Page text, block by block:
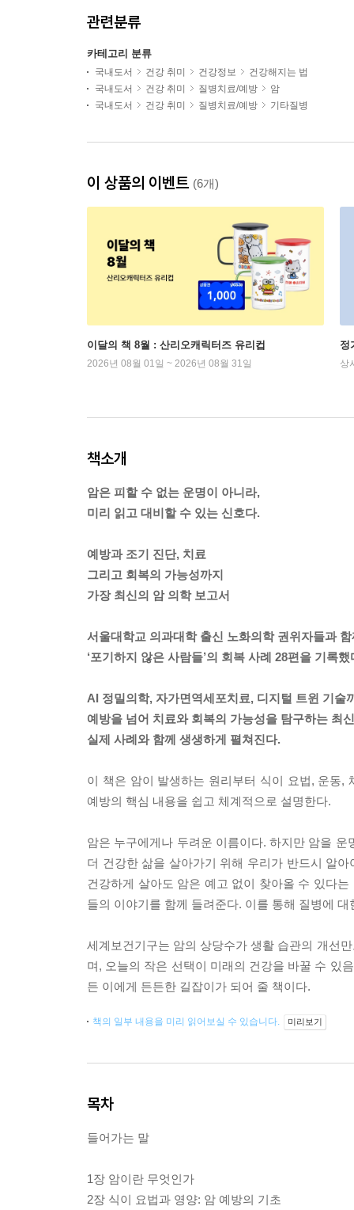
관련분류
카테고리 분류
국내도서 건강 취미 건강정보
건강해지는 법
국내도서
건강 취미 질병치료/예방
암
국내도서
건강 취미 질병치료/예방 기타질병
이 상품의 이벤트 (6개)
이달의 책 8월 : 산리오캐릭터즈 유리컵
2026년 08월 01일 ~ 2026년 08월 31일
정
상
책소개
암은 피할 수 없는 운명이 아니라,
미리 읽고 대비할 수 있는 신호다.
예방과 조기 진단, 치료
그리고 회복의 가능성까지
가장 최신의 암 의학 보고서
서울대학교 의과대학 출신 노화의학 권위자들과
‘포기하지 않은 사람들’의 회복 사례 28편을 기록했
AI 정밀의학, 자가면역세포치료, 디지털 트윈 기술
예방을 넘어 치료와 회복의 가능성을 탐구하는 최
실제 사례와 함께 생생하게 펼쳐진다.
이 책은 암이 발생하는 원리부터 식이 요법, 운동,
예방의 핵심 내용을 쉽고 체계적으로 설명한다.
암은 누구에게나 두려운 이름이다. 하지만 암을
더 건강한 삶을 살아가기 위해 우리가 반드시 알
건강하게 살아도 암은 예고 없이 찾아올 수 있다
들의 이야기를 함께 들려준다. 이를 통해 질병에
세계보건기구는 암의 상당수가 생활 습관의 개선
며, 오늘의 작은 선택이 미래의 건강을 바꿀 수 있
든 이에게 든든한 길잡이가 되어 줄 책이다.
책의 일부 내용을 미리 읽어보실 수 있습니다. 미리보기
목차
들어가는 말
1장 암이란 무엇인가
2장 식이 요법과 영양: 암 예방의 기초